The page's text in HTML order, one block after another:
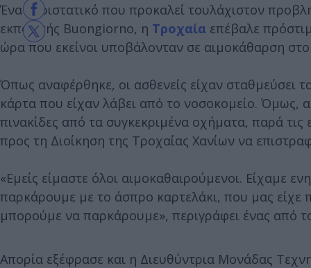
Ένα περιστατικό που προκαλεί τουλάχιστον
εκπομπής Buongiorno, η Τροχαία επέβαλε
ώρα που εκείνοι υποβάλονταν σε αιμοκάθαρση
Όπως αναφέρθηκε, οι ασθενείς είχαν σταθμεύσει
κάρτα που είχαν λάβει από το νοσοκομείο. Όμως,
πινακίδες από τα συγκεκριμένα οχήματα, παρά
προς τη Διοίκηση της Τροχαίας Χανίων να
«Εμείς είμαστε όλοι αιμοκαθαιρούμενοι. Είχαμε
παρκάρουμε με το άσπρο καρτελάκι, που μας είχε
μπορούμε να παρκάρουμε», περιγράφει ένας από
Απορία εξέφρασε και η Διευθύντρια Μονάδας